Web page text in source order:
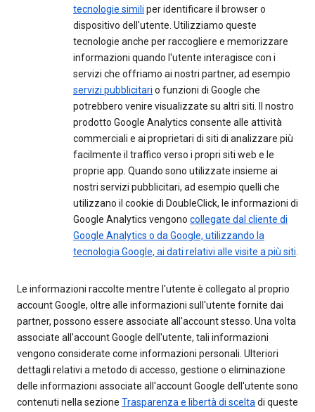
tecnologie simili per identificare il browser o
dispositivo dell'utente. Utilizziamo queste
tecnologie anche per raccogliere e memorizzare
informazioni quando l'utente interagisce con i
servizi che offriamo ai nostri partner, ad esempio
servizi pubblicitari o funzioni di Google che
potrebbero venire visualizzate su altri siti. Il nostro
prodotto Google Analytics consente alle attività
commerciali e ai proprietari di siti di analizzare più
facilmente il traffico verso i propri siti web e le
proprie app. Quando sono utilizzate insieme ai
nostri servizi pubblicitari, ad esempio quelli che
utilizzano il cookie di DoubleClick, le informazioni di
Google Analytics vengono collegate dal cliente di
Google Analytics o da Google, utilizzando la
tecnologia Google, ai dati relativi alle visite a più siti.
Le informazioni raccolte mentre l'utente è collegato al proprio
account Google, oltre alle informazioni sull'utente fornite dai
partner, possono essere associate all'account stesso. Una volta
associate all'account Google dell'utente, tali informazioni
vengono considerate come informazioni personali. Ulteriori
dettagli relativi a metodo di accesso, gestione o eliminazione
delle informazioni associate all'account Google dell'utente sono
contenuti nella sezione Trasparenza e libertà di sceltadi queste